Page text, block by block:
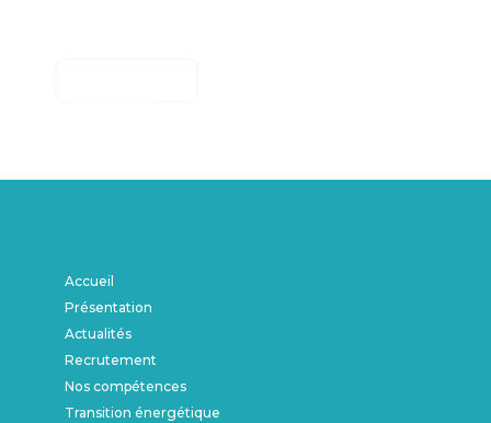
Accueil
Présentation
Actualités
Recrutement
Nos compétences
Transition énergétique